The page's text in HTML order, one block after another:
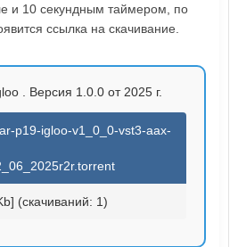
и 10 секундным таймером, по
ссылка на скачивание.
. Версия 1.0.0 от 2025 г.
p19-igloo-v1_0_0-vst3-aax-
(cкачиваний: 1)